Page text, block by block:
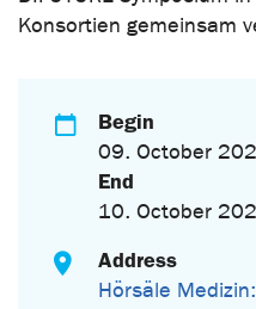
Konsortien gemeinsam
Begin
09. October
End
10. October
Address
Hörsäle